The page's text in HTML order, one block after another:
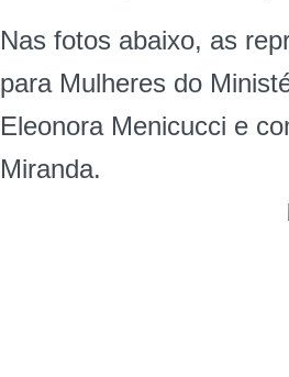
Nas fotos abaixo, as
para Mulheres do
Eleonora Menicucci e
Miranda.